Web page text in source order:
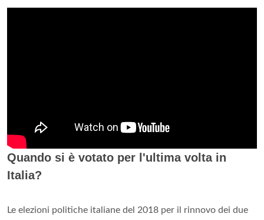
Quando si è votato per l'ultima volta in
Italia?
Le elezioni politiche italiane del 2018 per il rinnovo dei due